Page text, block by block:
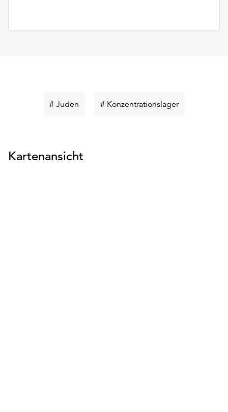
# Juden Schlüsselwort
# KonzentrationslagerSchlüsselwort
Kartenansicht